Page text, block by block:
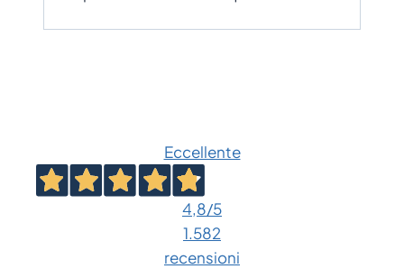
Eccellente
4,8/5
1.582
recensioni